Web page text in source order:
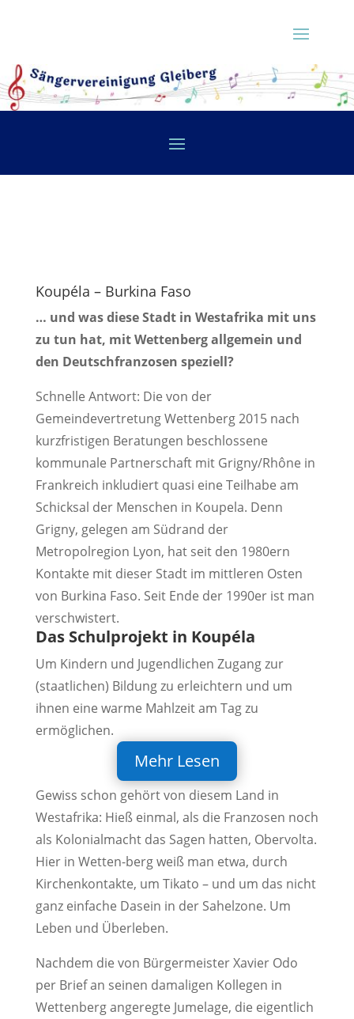
Koupéla – Burkina Faso
… und was diese Stadt in Westafrika mit uns
zu tun hat, mit Wettenberg allgemein und
den Deutschfranzosen speziell?
Schnelle Antwort: Die von der
Gemeindevertretung Wettenberg 2015 nach
kurzfristigen Beratungen beschlossene
kommunale Partnerschaft mit Grigny/Rhône in
Frankreich inkludiert quasi eine Teilhabe am
Schicksal der Menschen in Koupela. Denn
Grigny, gelegen am Südrand der
Metropolregion Lyon, hat seit den 1980ern
Kontakte mit dieser Stadt im mittleren Osten
von Burkina Faso. Seit Ende der 1990er ist man
verschwistert.
Das Schulprojekt in Koupéla
Um Kindern und Jugendlichen Zugang zur
(staatlichen) Bildung zu erleichtern und um
ihnen eine warme Mahlzeit am Tag zu
ermöglichen.
Mehr Lesen
Gewiss schon gehört von diesem Land in
Westafrika: Hieß einmal, als die Franzosen noch
als Kolonialmacht das Sagen hatten, Obervolta.
Hier in Wetten-berg weiß man etwa, durch
Kirchenkontakte, um Tikato – und um das nicht
ganz einfache Dasein in der Sahelzone. Um
Leben und Überleben.
Nachdem die von Bürgermeister Xavier Odo
per Brief an seinen damaligen Kollegen in
Wettenberg angeregte Jumelage, die eigentlich